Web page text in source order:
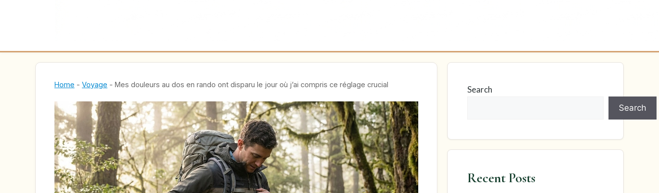
Home - Voyage - Mes douleurs au dos en rando ont disparu le jour où j’ai compris ce réglage crucial Search
Search
Recent Posts